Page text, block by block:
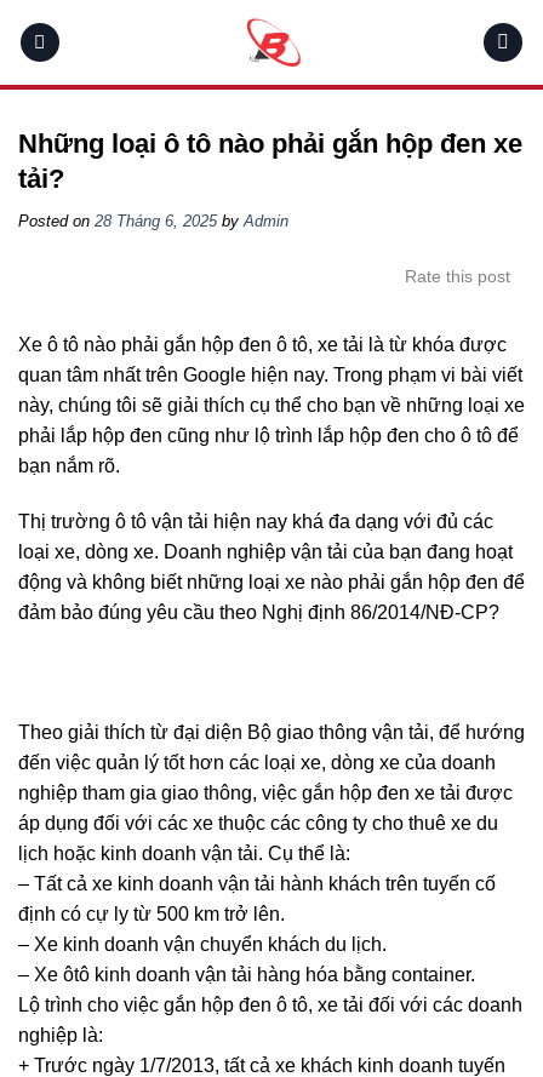
Những loại ô tô nào phải gắn hộp đen xe
tải?
Posted on 28 Tháng 6, 2025byAdmin
Rate this post
Xe ô tô nào phải gắn hộp đen ô tô, xe tải là từ khóa được
quan tâm nhất trên Google hiện nay. Trong phạm vi bài viết
này, chúng tôi sẽ giải thích cụ thể cho bạn về những loại xe
phải lắp hộp đen cũng như lộ trình lắp hộp đen cho ô tô để
bạn nắm rõ.
Thị trường ô tô vận tải hiện nay khá đa dạng với đủ các
loại xe, dòng xe. Doanh nghiệp vận tải của bạn đang hoạt
động và không biết những loại xe nào phải gắn hộp đen để
đảm bảo đúng yêu cầu theo Nghị định 86/2014/NĐ-CP?
Theo giải thích từ đại diện Bộ giao thông vận tải, để hướng
đến việc quản lý tốt hơn các loại xe, dòng xe của doanh
nghiệp tham gia giao thông, việc gắn hộp đen xe tải được
áp dụng đối với các xe thuộc các công ty cho thuê xe du
lịch hoặc kinh doanh vận tải. Cụ thể là:
– Tất cả xe kinh doanh vận tải hành khách trên tuyến cố
định có cự ly từ 500 km trở lên.
– Xe kinh doanh vận chuyển khách du lịch.
– Xe ôtô kinh doanh vận tải hàng hóa bằng container.
Lộ trình cho việc gắn hộp đen ô tô, xe tải đối với các doanh
nghiệp là:
+ Trước ngày 1/7/2013, tất cả xe khách kinh doanh tuyến